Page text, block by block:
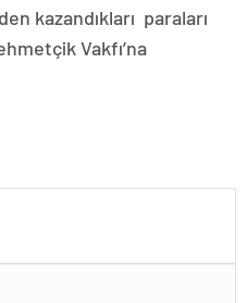
kazandıkları paraları
Vakfı’na